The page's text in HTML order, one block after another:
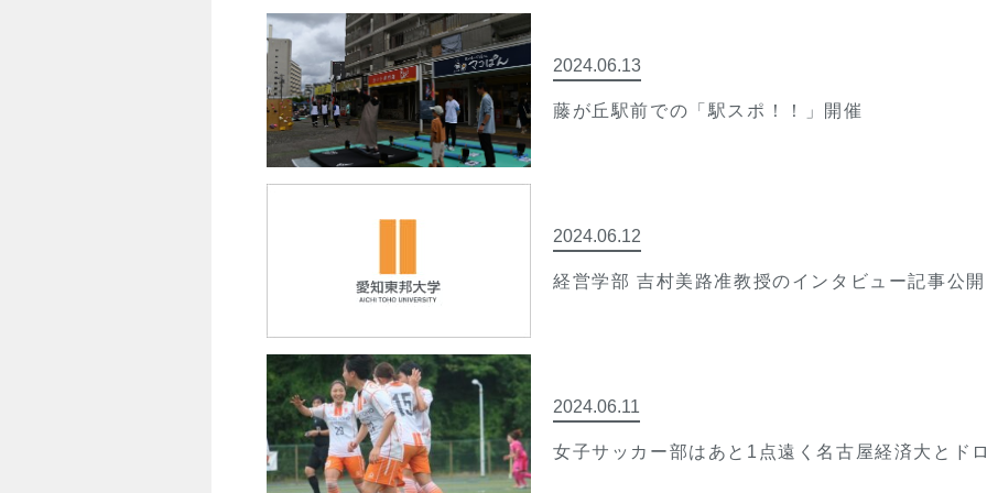
2024.06.13
藤が丘駅前での「駅スポ！！」開催
2024.06.12
経営学部 吉村美路准教授のインタビュー記事公開
2024.06.11
女子サッカー部はあと1点遠く名古屋経済大とド